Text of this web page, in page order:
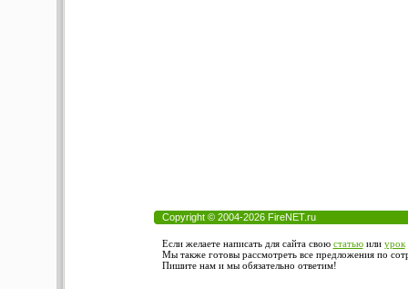
Copyright © 2004-2026 FireNET.ru
Если желаете написать для сайта свою статьюили урок
Мы также готовы рассмотреть все предложения по
Пишите нам и мы обязательно ответим!